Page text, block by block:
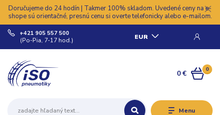
Doručujeme do 24 hodín | Takmer 100% skladom. Uvedené ceny na e-
shope sú orientačné, presnú cenu si overte telefonicky alebo e-mailom.
Menu
EUR
+421 905 557 500
(Po-Pia, 7-17 hod.)
0
0 €